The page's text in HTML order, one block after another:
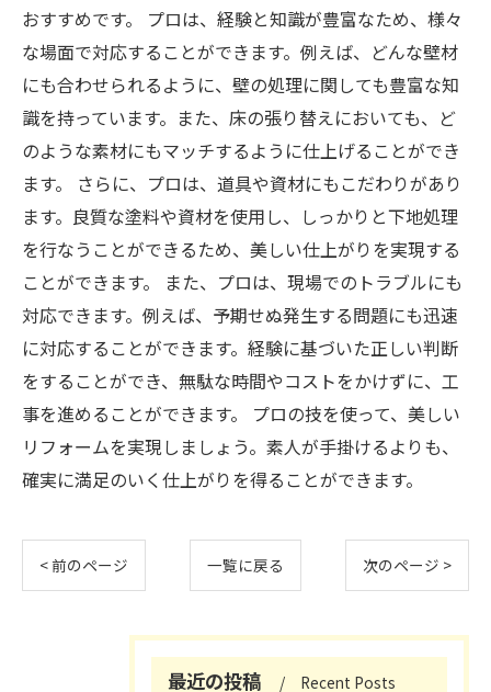
おすすめです。 プロは、経験と知識が豊富なため、様々
な場面で対応することができます。例えば、どんな壁材
にも合わせられるように、壁の処理に関しても豊富な知
識を持っています。また、床の張り替えにおいても、ど
のような素材にもマッチするように仕上げることができ
ます。 さらに、プロは、道具や資材にもこだわりがあり
ます。良質な塗料や資材を使用し、しっかりと下地処理
を行なうことができるため、美しい仕上がりを実現する
ことができます。 また、プロは、現場でのトラブルにも
対応できます。例えば、予期せぬ発生する問題にも迅速
に対応することができます。経験に基づいた正しい判断
をすることができ、無駄な時間やコストをかけずに、工
事を進めることができます。 プロの技を使って、美しい
リフォームを実現しましょう。素人が手掛けるよりも、
確実に満足のいく仕上がりを得ることができます。
< 前のページ 一覧に戻る 次のページ >
最近の投稿 Recent Posts